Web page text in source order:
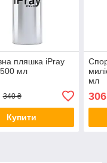
пляшка iPray
мл
340 ₴
Купити
мл
306